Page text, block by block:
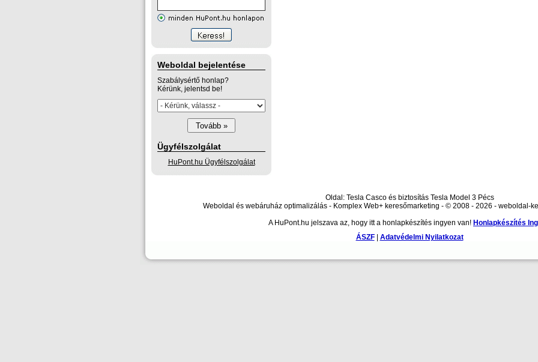
Weboldal bejelentése
Szabálysértő honlap?
Kérünk, jelentsd be!
Ügyfélszolgálat
HuPont.hu Ügyfélszolgálat
Oldal: Tesla Casco és biztosítás Tesla Model 3 Pécs
Weboldal és webáruház optimalizálás - Komplex Web+ keresőmarketing - © 2008 - 2026 - weboldal-
A HuPont.hu jelszava az, hogy itt a honlapkészítés ingyen van! Honlapkészítés
ÁSZF| Adatvédelmi Nyilatkozat